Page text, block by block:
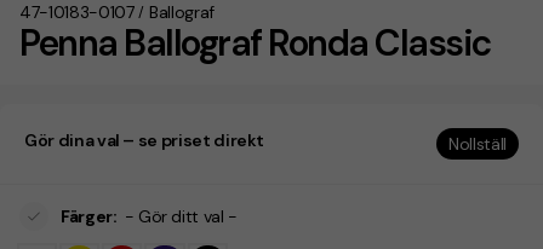
Penna Ballograf Ronda Classic
47-10183-0107 / Ballograf
Gör dina val – se priset direkt Nollställ
Färger: - Gör ditt val -